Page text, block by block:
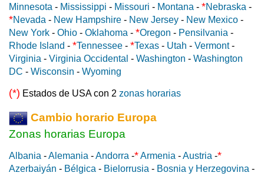
Minnesota - Mississippi - Missouri - Montana - *Nebraska -
*Nevada - New Hampshire - New Jersey - New Mexico -
New York - Ohio - Oklahoma - *Oregon - Pensilvania -
Rhode Island - *Tennessee - *Texas - Utah - Vermont-
Virginia - Virginia Occidental - Washington - Washington
DC - Wisconsin - Wyoming
(*) Estados de USA con 2 zonas horarias
Cambio horario Europa
Zonas horarias Europa
Albania -Alemania -Andorra -*Armenia -Austria -*
Azerbaiyán - Bélgica - Bielorrusia - Bosnia y Herzegovina -